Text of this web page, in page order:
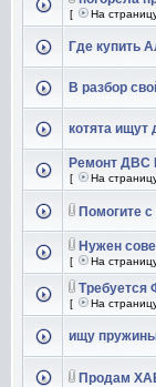
[ На
Где купить
В разбор
котята ищут
Ремонт ДВС
[ На
Помогите
Нужен
[ На
[ На
ищу
Продам